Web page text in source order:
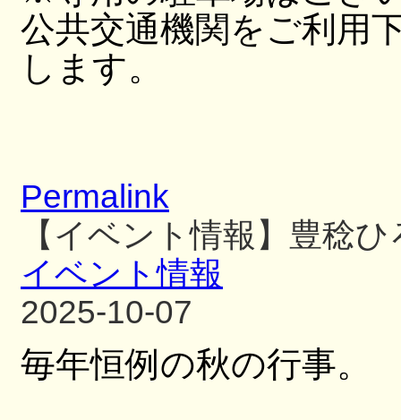
公共交通機関をご利用
します。
Permalink
【イベント情報】豊稔
イベント情報
2025-10-07
毎年恒例の秋の行事。